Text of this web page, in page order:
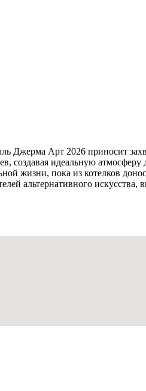
Джерма Арт 2026 приносит
идеальную атмосферу
жизни, пока из котелков
альтернативного